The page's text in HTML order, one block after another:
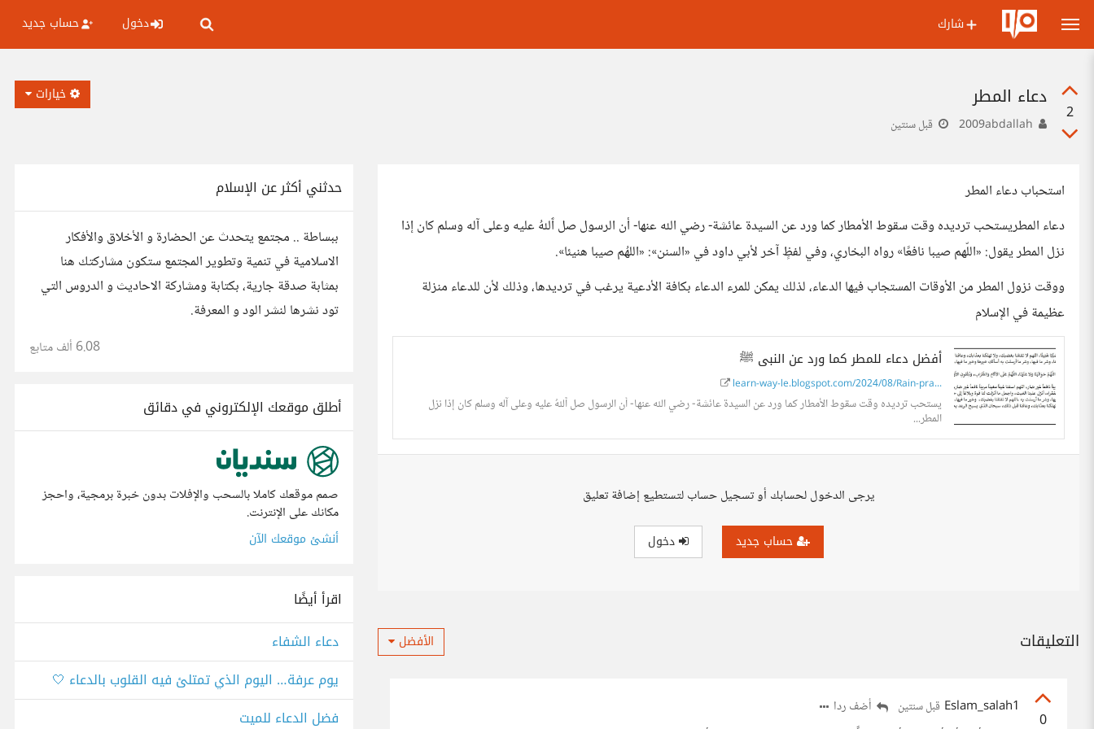
شارك دخول حساب جديد
2
دعاء المطر
قبل سنتين
خيارات
استحباب دعاء المطر
دعاء المطريستحب ترديده وقت سقوط الأمطار كما ورد عن السيدة عائشة- رضي الله عنها- أن الرسول صل ٱللهُ عليه وعلى آله وسلم كان إذا
نزل المطر يقول: «اللّهم صيبا نافعًا» رواه البخاري، وفي لفظٍ آخر لأبي داود في «السنن»: «اللهُم صيبا هنيئا».
ووقت نزول المطر من الأوقات المستجاب فيها الدعاء، لذلك يمكن للمرء الدعاء بكافة الأدعية يرغب في ترديدها، وذلك لأن للدعاء منزلة
عظيمة في الإسلام
أفضل دعاء للمطر كما ورد عن النبى ﷺ
learn-way-le.blogspot.com/2024/08/Rain-pra...
يستحب ترديده وقت سقوط الأمطار كما ورد عن السيدة عائشة- رضي الله عنها- أن الرسول صل ٱللهُ عليه وعلى آله وسلم كان إذا نزل
المطر...
يرجى الدخول لحسابك أو تسجيل حساب لتستطيع إضافة تعليق
حساب جديد دخول
التعليقات الأفضل
0
Eslam_salah1 قبل سنتين أضف ردا
حدثني أكثر عن الإسلام
ببساطة .. مجتمع يتحدث عن الحضارة و الأخلاق والأفكار
الاسلامية في تنمية وتطوير المجتمع ستكون مشاركتك هنا
بمثابة صدقة جارية، بكتابة ومشاركة الاحاديث و الدروس التي
تود نشرها لنشر الود و المعرفة.
6.08 ألف متابع
أطلق موقعك الإلكتروني في دقائق
صمم موقعك كاملا بالسحب والإفلات بدون خبرة برمجية، واحجز
مكانك على الإنترنت.
أنشئ موقعك الآن
اقرأ أيضًا
دعاء الشفاء
يوم عرفة… اليوم الذي تمتلئ فيه القلوب بالدعاء 🤍
فضل الدعاء للميت